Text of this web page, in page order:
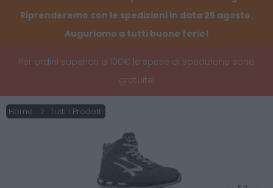
Riprenderemo con le spedizioni in data 25 agosto.
Auguriamo a tutti buone ferie!
Per ordini superiori a 100€ le spese di spedizione sono
gratuite!
Home Tutti I Prodotti